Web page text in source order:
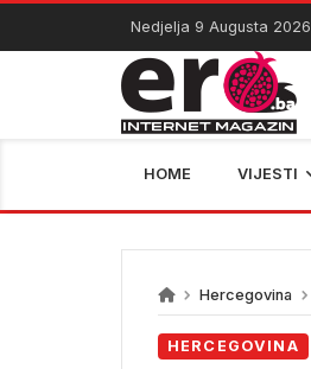
Skip
content
Nedjelja 9 Augusta 2026
HOME VIJESTI
Hercegovina
HERCEGOVINA